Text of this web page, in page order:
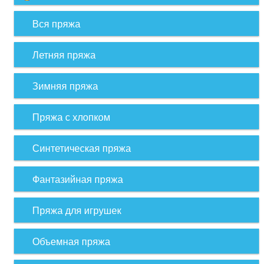
Вся пряжа
Летняя пряжа
Зимняя пряжа
Пряжа с хлопком
Синтетическая пряжа
Фантазийная пряжа
Пряжа для игрушек
Объемная пряжа